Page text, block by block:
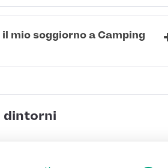
mio soggiorno a Camping
dintorni